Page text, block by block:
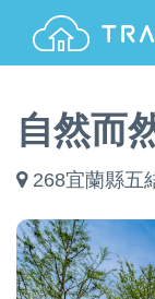
自然而
268宜蘭縣五